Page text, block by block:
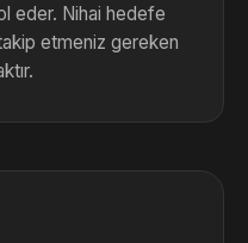
eder. Nihai hedefe
etmeniz gereken